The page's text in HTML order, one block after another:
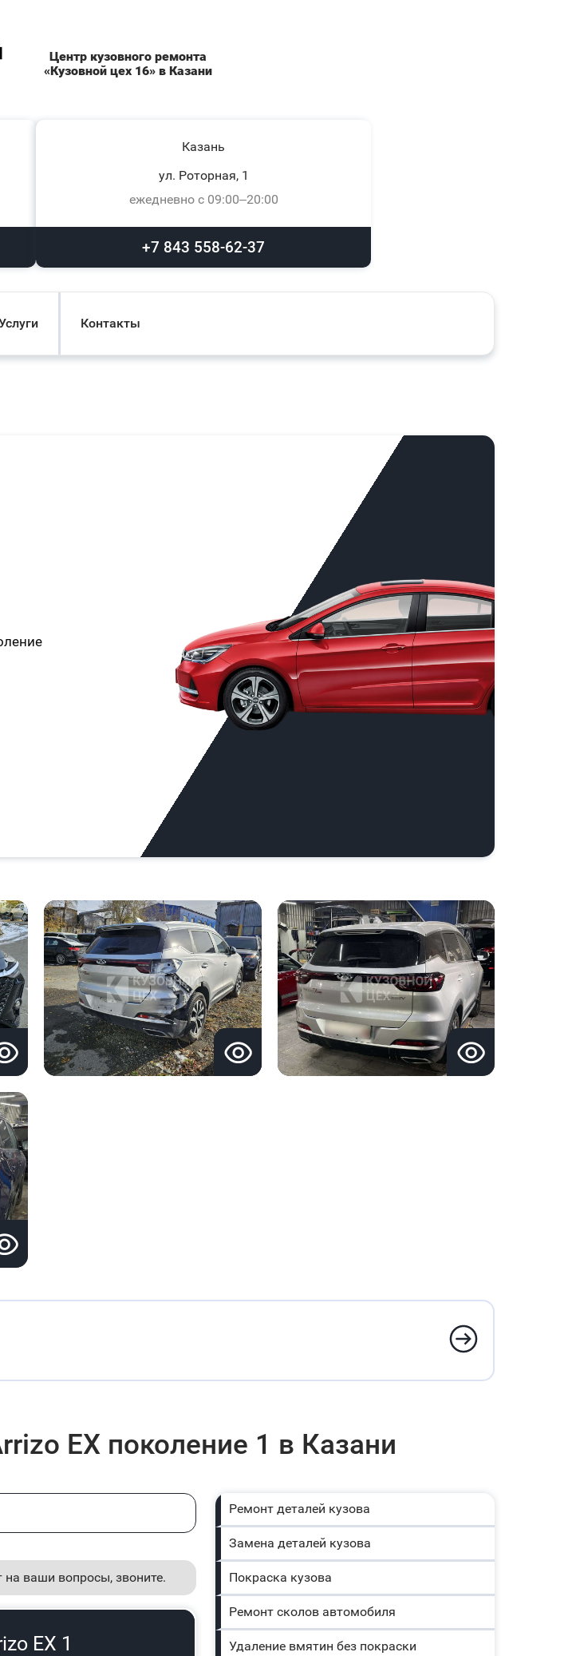
Центр кузовного ремонта
«Кузовной цех 16» в Казани
Казань
ул. Роторная, 1
ежедневно с 09:00–20:00
+7 843 558-62-37
Контакты
EX поколение 1 в Казани
ваши вопросы, звоните.
EX 1
Ремонт деталей кузова
Замена деталей кузова
Покраска кузова
Ремонт сколов автомобиля
Удаление вмятин без покраски